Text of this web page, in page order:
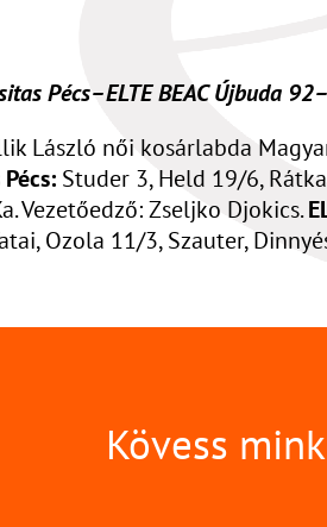
Pécs–ELTE BEAC Újbuda
László női kosárlabda
Studer 3, Held 19/6,
Vezetőedző: Zseljko Djokics.
Ozola 11/3, Szauter,
Kövess